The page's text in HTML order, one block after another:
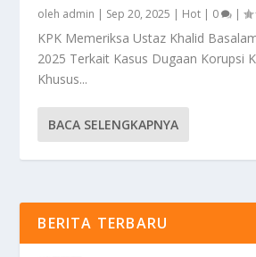
oleh admin | Sep 20, 2025 | Hot | 0 |
KPK Memeriksa Ustaz Khalid
2025 Terkait Kasus Dugaan Korupsi
Khusus...
BACA SELENGKAPNYA
BERITA TERBARU